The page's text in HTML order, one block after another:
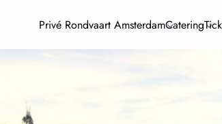
Privé Rondvaart AmsterdamCatering